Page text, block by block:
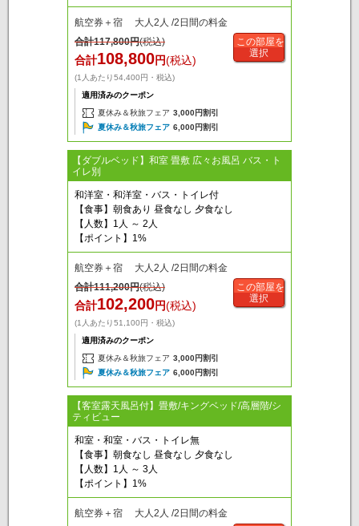
航空券＋宿 大人2人 /2日間の料金
合計117,800円(税込)
合計108,800円(税込)
(1人あたり54,400円・税込)
適用済みのクーポン
夏休み＆秋旅フェア 3,000円割引
夏休み＆秋旅フェア 6,000円割引
この部屋を
選択
【ダブルベッド】和室 畳敷 広々お風呂 バス・ト
イレ別
和洋室・和洋室・バス・トイレ付
【食事】朝食あり 昼食なし 夕食なし
【人数】1人 ～ 2人
【ポイント】1%
航空券＋宿 大人2人 /2日間の料金
合計111,200円(税込)
合計102,200円(税込)
(1人あたり51,100円・税込)
適用済みのクーポン
夏休み＆秋旅フェア 3,000円割引
夏休み＆秋旅フェア 6,000円割引
この部屋を
選択
【客室露天風呂付】畳敷/キングベッド/高層階/シ
ティビュー
和室・和室・バス・トイレ無
【食事】朝食なし 昼食なし 夕食なし
【人数】1人 ～ 3人
【ポイント】1%
航空券＋宿 大人2人 /2日間の料金